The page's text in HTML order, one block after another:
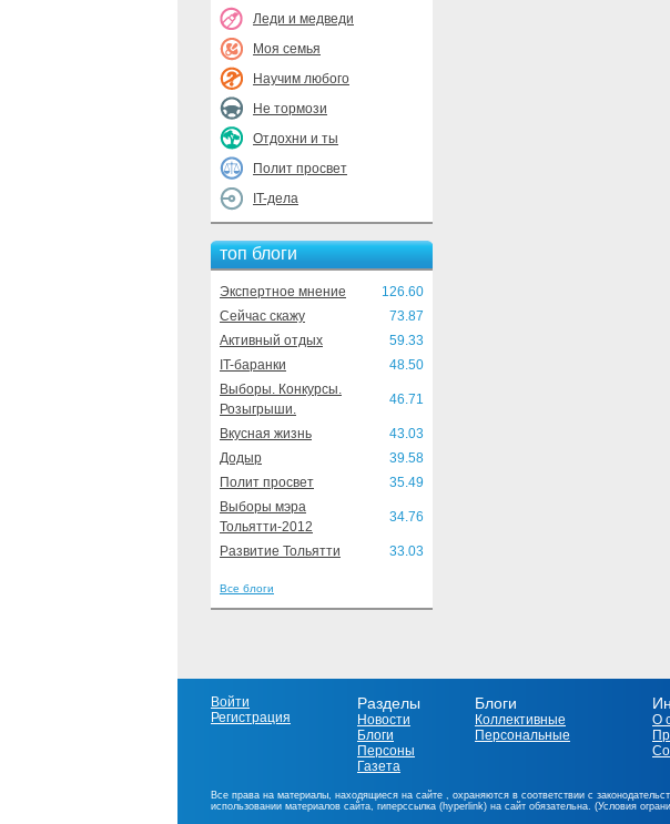
Леди и медведи
Моя семья
Научим любого
Не тормози
Отдохни и ты
Полит просвет
IT-дела
топ блоги
Экспертное мнение
126.60
Сейчас скажу
73.87
Активный отдых
59.33
IT-баранки
48.50
Выборы. Конкурсы.
Розыгрыши.
46.71
Вкусная жизнь
43.03
Додыр
39.58
Полит просвет
35.49
Выборы мэра
Тольятти-2012
34.76
Развитие Тольятти 33.03
Все блоги
Войти
Регистрация
Разделы
Новости
Блоги
Персоны
Газета
Блоги
Коллективные
Персональные
О
Все права на материалы, находящиеся на сайте , охраняются в соответствии с
использовании материалов сайта, гиперссылка (hyperlink) на сайт обязательна. (Условия